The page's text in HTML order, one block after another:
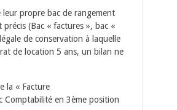
propre bac de rangement
(Bac « factures », bac «
de conservation à laquelle
de location 5 ans, un bilan ne
la « Facture
Comptabilité en 3ème position